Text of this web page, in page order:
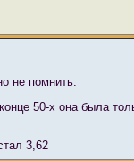
не помнить.
50-х она была
3,62